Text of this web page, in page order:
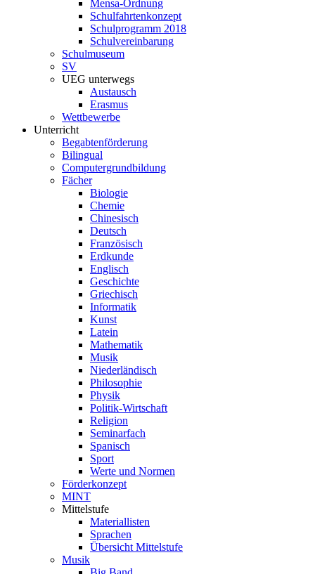
Mensa-Ordnung
Schulfahrtenkonzept
Schulprogramm 2018
Schulvereinbarung
Schulmuseum
SV
UEG unterwegs
Austausch
Erasmus
Wettbewerbe
Unterricht
Begabtenförderung
Bilingual
Computergrundbildung
Fächer
Biologie
Chemie
Chinesisch
Deutsch
Französisch
Erdkunde
Englisch
Geschichte
Griechisch
Informatik
Kunst
Latein
Mathematik
Musik
Niederländisch
Philosophie
Physik
Politik-Wirtschaft
Religion
Seminarfach
Spanisch
Sport
Werte und Normen
Förderkonzept
MINT
Mittelstufe
Materiallisten
Sprachen
Übersicht Mittelstufe
Musik